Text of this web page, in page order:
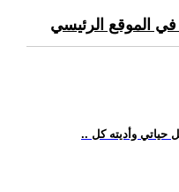
الموقع الرئيسي
حياتي وأديته كل